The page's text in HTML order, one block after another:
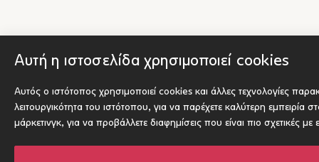
Αυτή η ιστοσελίδα χρησιμοποιεί cookies
Αυτός ο ιστότοπος χρησιμοποιεί cookies και άλλες τεχνολογίες
λειτουργικότητα του ιστότοπου, για να παρέχετε καλύτερη εμπειρία
μάρκετινγκ, για να προβάλλετε διαφημίσεις που είναι πιο σχετικές με